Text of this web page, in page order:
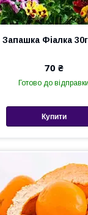
Запашка Фіалка
70 ₴
Готово до відправки
Купити